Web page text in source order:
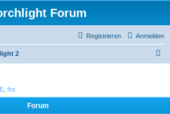
Forum
Anmelden
Registrieren
2
frx
Forum